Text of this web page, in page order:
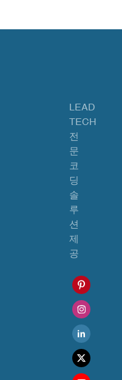
LEAD
TECH
전
문
코
딩
솔
루
션
제
공